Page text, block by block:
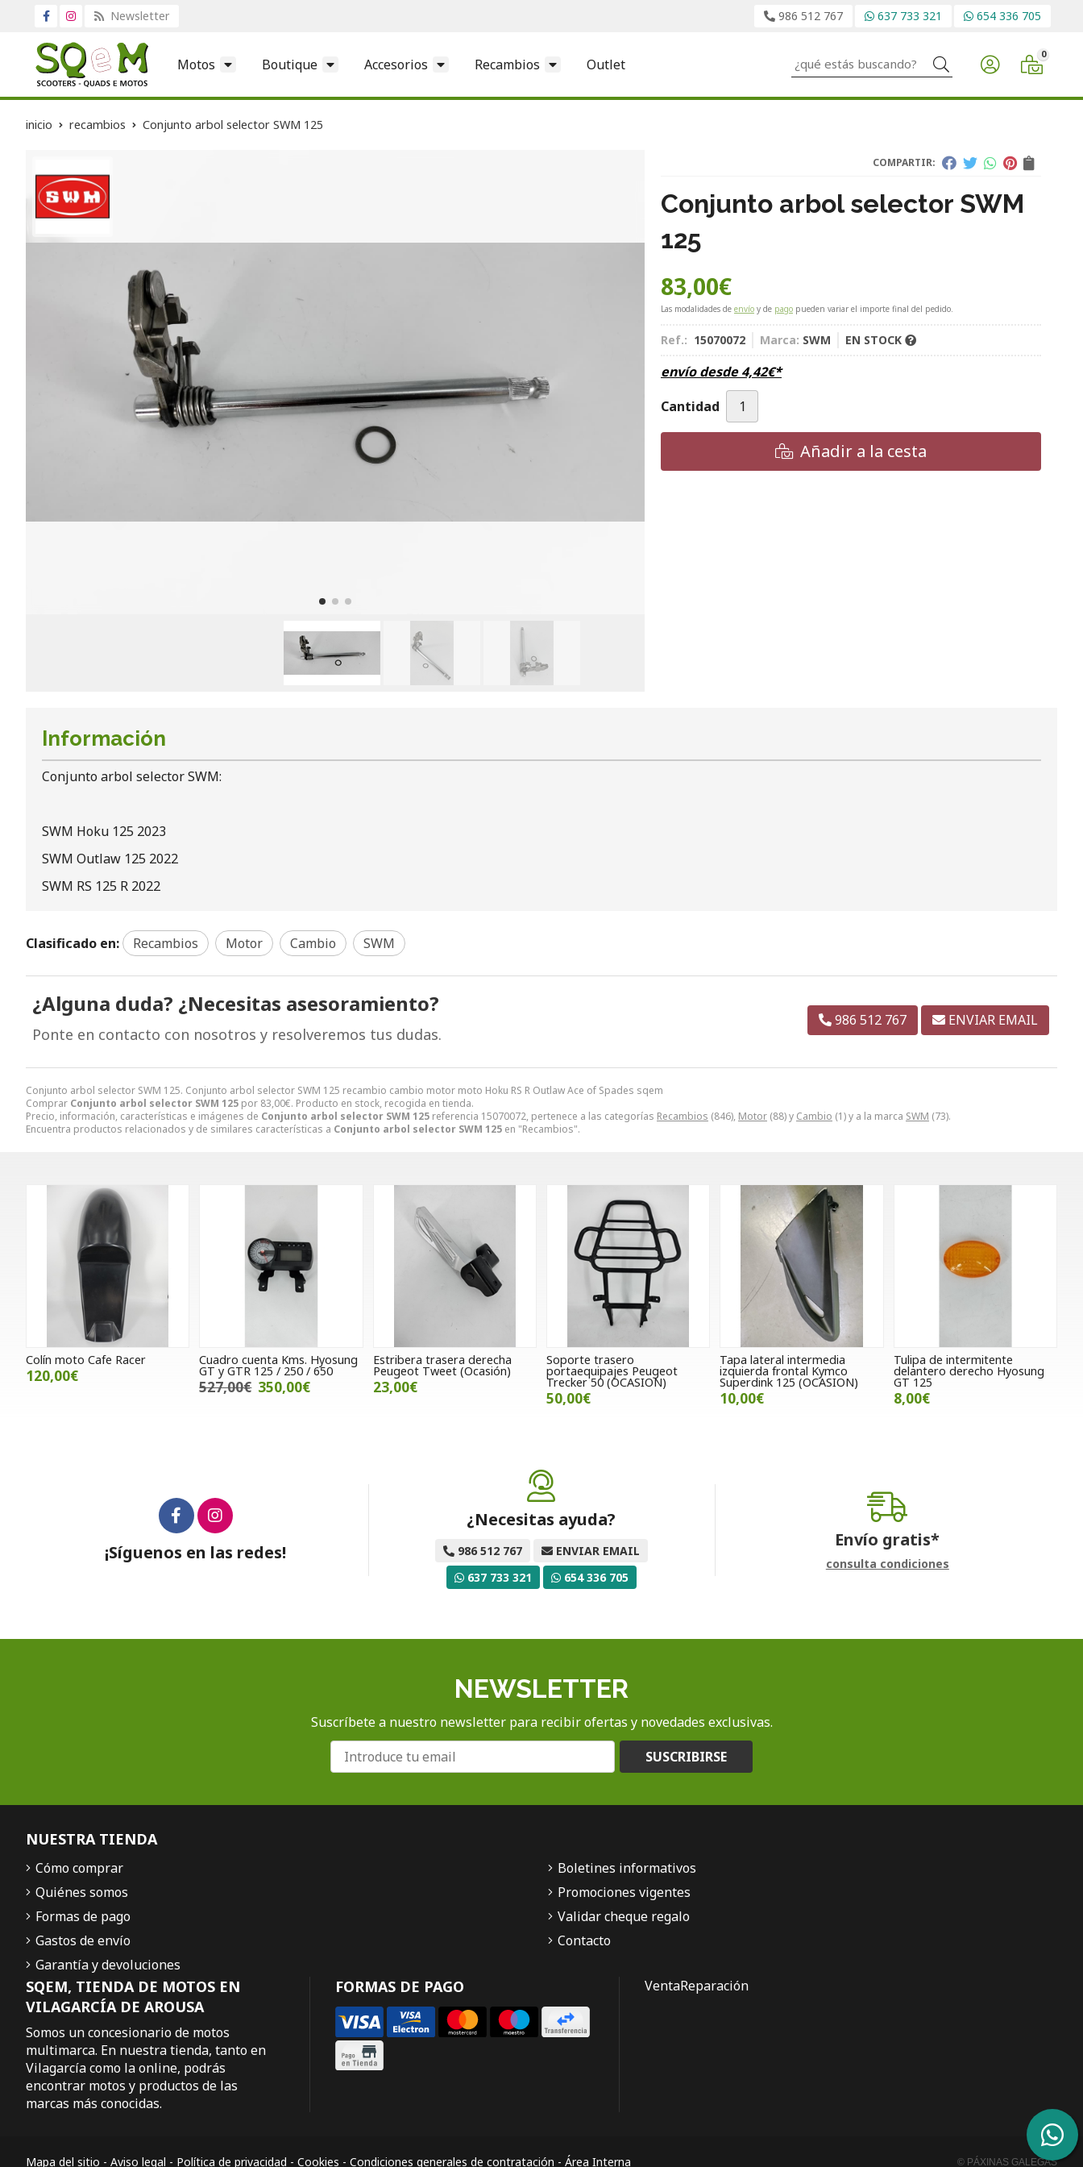
Newsletter 986 512 767 637 733 321 654 336 705
Motos Boutique Accesorios Recambios Outlet Buscar 0
inicio recambios Conjunto arbol selector SWM 125
COMPARTIR:
Conjunto arbol selector SWM
125
83,00€
Las modalidades de envío y de pago pueden variar el importe final del pedido.
Ref.: 15070072 Marca: SWM EN STOCK
envío desde4,42€*
Cantidad
Añadir a la cesta
Conjunto arbol selector SWM 125. Conjunto arbol selector SWM 125 recambio cambio motor moto Hoku RS R Outlaw Ace of Spades sqem
Comprar Conjunto arbol selector SWM 125 por 83,00€. Producto en stock, recogida en tienda.
Precio, información, características e imágenes de Conjunto arbol selector SWM 125 referencia 15070072, pertenece a las categorías Recambios (846), Motor (88) y Cambio (1) y a la marca SWM (73).
Encuentra productos relacionados y de similares características a Conjunto arbol selector SWM 125 en "Recambios".
Información
Conjunto arbol selector SWM:
SWM Hoku 125 2023
SWM Outlaw 125 2022
SWM RS 125 R 2022
Clasificado en: Recambios Motor Cambio SWM
¿Alguna duda? ¿Necesitas asesoramiento?
Ponte en contacto con nosotros y resolveremos tus dudas.
986 512 767 ENVIAR EMAIL
Colín moto Cafe Racer
120,00€
Cuadro cuenta Kms. Hyosung
GT y GTR 125 / 250 / 650
527,00€ 350,00€
Estribera trasera derecha
Peugeot Tweet (Ocasión)
23,00€
Soporte trasero
portaequipajes Peugeot
Trecker 50 (OCASION)
50,00€
Tapa lateral intermedia
izquierda frontal Kymco
Superdink 125 (OCASION)
10,00€
Tulipa de intermitente
delantero derecho Hyosung
GT 125
8,00€
¡Síguenos en las redes!
¿Necesitas ayuda?
986 512 767
ENVIAR EMAIL
637 733 321
654 336 705
Envío gratis*
consulta condiciones
NEWSLETTER
Suscríbete a nuestro newsletter para recibir ofertas y novedades exclusivas.
SUSCRIBIRSE
SQEM, TIENDA DE MOTOS EN
VILAGARCÍA DE AROUSA
Somos un concesionario de motos
multimarca. En nuestra tienda, tanto en
Vilagarcía como la online, podrás
encontrar motos y productos de las
marcas más conocidas.
FORMAS DE PAGO
NUESTRA TIENDA
Cómo comprar
Quiénes somos
Formas de pago
Gastos de envío
Garantía y devoluciones
Boletines informativos
Promociones vigentes
Validar cheque regalo
Contacto
VentaReparación
Mapa del sitio - Aviso legal - Política de privacidad - Cookies - Condiciones generales de contratación - Área Interna © PÁXINAS GALEGAS